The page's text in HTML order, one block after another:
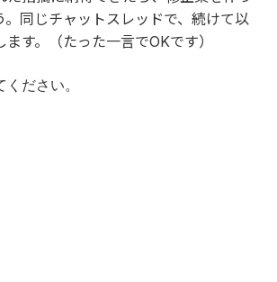
。同じチャットスレッドで、続けて以
す。（たった一言でOKです）
ださい。